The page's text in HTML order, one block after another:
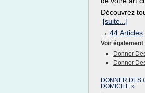
Découvrez
[suite...]
→ 44 Articles
Voir également
Donner
Donner
DONNER DES
DOMICILE »